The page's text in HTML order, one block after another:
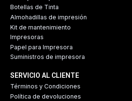
Botellas de Tinta
Almohadillas de impresión
Kit de mantenimiento
Impresoras
Papel para Impresora
Suministros de impresora
SERVICIO AL CLIENTE
Términos y Condiciones
Política de devoluciones